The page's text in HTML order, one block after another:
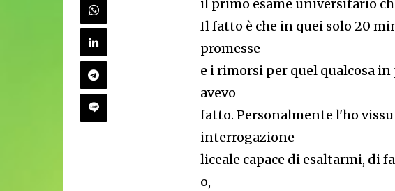
il primo esame universitario
Il fatto è che in quei solo 20
promesse
e i rimorsi per quel qualcosa
avevo
fatto. Personalmente l'ho
interrogazione
liceale capace di esaltarmi, di
o,